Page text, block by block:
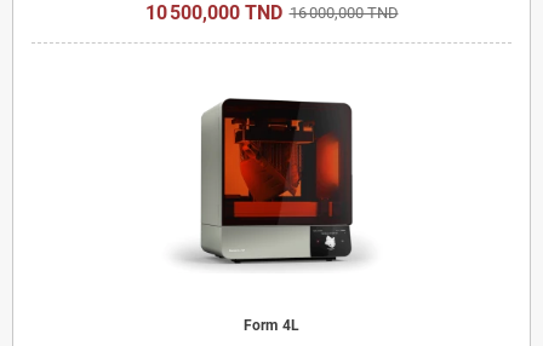
10 500,000 TND 16 000,000 TND
Form 4L